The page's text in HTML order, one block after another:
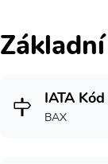
IATA
BAX